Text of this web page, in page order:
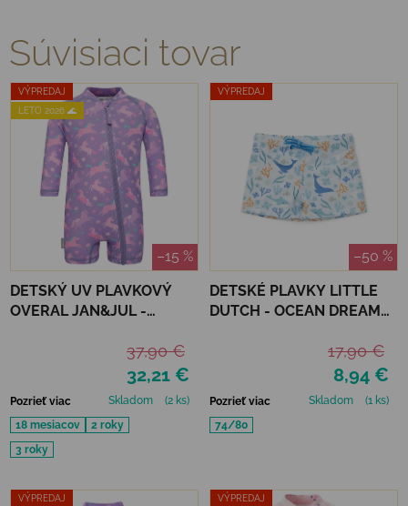
Súvisiaci tovar
VÝPREDAJ
LETO 2026 🌊
–15 %
DETSKÝ UV PLAVKOVÝ
OVERAL JAN&JUL -
32,21 €
37,90 €
Pozrieť viac Skladom
(2 ks)
18 mesiacov
2 roky
3 roky
VÝPREDAJ
–50 %
DETSKÉ PLAVKY LITTLE
DUTCH - OCEAN DREAMS
8,94 €
17,90 €
Pozrieť viac Skladom
(1 ks)
74/80
VÝPREDAJ VÝPREDAJ